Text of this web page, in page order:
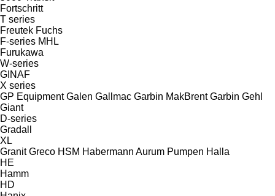
Fortschritt
T series
Freutek Fuchs
F-series MHL
Furukawa
W-series
GINAF
X series
GP Equipment Galen Gallmac Garbin MakBrent Garbin Gehl
Giant
D-series
Gradall
XL
Granit Greco HSM Habermann Aurum Pumpen Halla
HE
Hamm
HD